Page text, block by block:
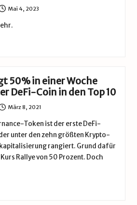
Mai 4, 2023
50% in einer Woche
DeFi-Coin in den Top 10
März 8, 2021
Token ist der erste DeFi-
unter den zehn größten Krypto-
rangiert. Grund dafür
Rallye von 50 Prozent. Doch